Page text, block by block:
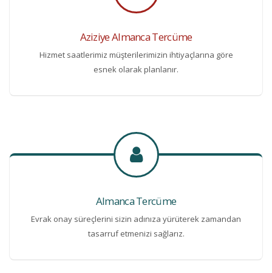
Aziziye Almanca Tercüme
Hizmet saatlerimiz müşterilerimizin ihtiyaçlarına göre
esnek olarak planlanır.
Almanca Tercüme
Evrak onay süreçlerini sizin adınıza yürüterek zamandan
tasarruf etmenizi sağlarız.